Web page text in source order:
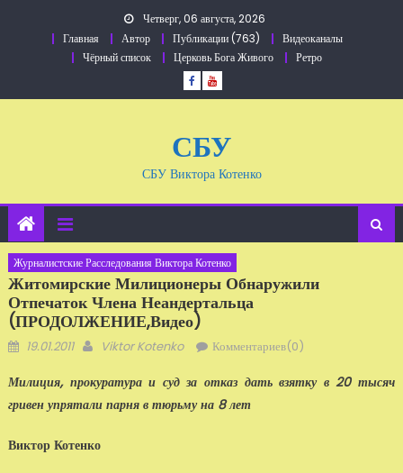
Четверг, 06 августа, 2026
Главная
Автор Публикации (763)
Видеоканалы
Чёрный список
Церковь Бога Живого Ретро
СБУ
СБУ Виктора Котенко
Журналистские Расследования Виктора Котенко
Житомирские Милиционеры Обнаружили
Отпечаток Члена Неандертальца
(ПРОДОЛЖЕНИЕ,видео)
Добавлено
19.01.2011 Автор
Viktor Kotenko Комментариев(0)
Милиция, прокуратура и суд за отказ дать взятку в 20 тысяч
гривен упрятали парня в тюрьму на 8 лет
Виктор Котенко